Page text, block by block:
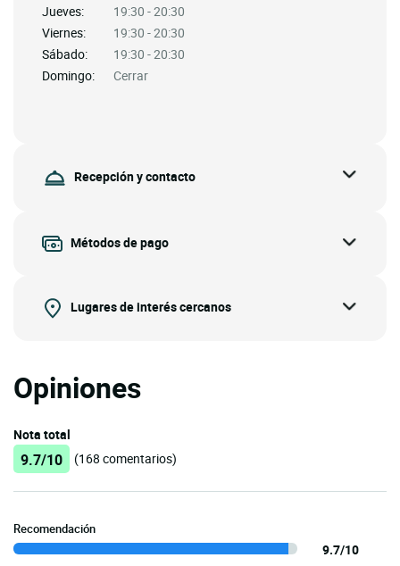
Jueves:
19:30 - 20:30
Viernes:
19:30 - 20:30
Sábado:
19:30 - 20:30
Domingo:
Cerrar
Recepción y contacto
Métodos de pago
Lugares de interés cercanos
Opiniones
Nota total
9.7/10 (168 comentarios)
Recomendación
9.7/10